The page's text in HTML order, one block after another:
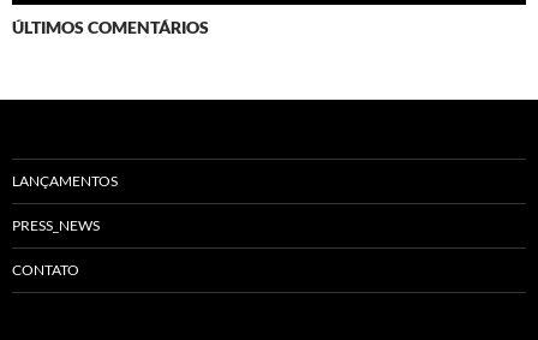
ÚLTIMOS COMENTÁRIOS
LANÇAMENTOS
PRESS_NEWS
CONTATO